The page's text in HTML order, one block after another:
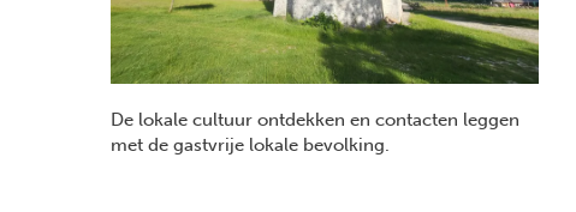
De lokale cultuur ontdekken en contacten leggen
met de gastvrije lokale bevolking.